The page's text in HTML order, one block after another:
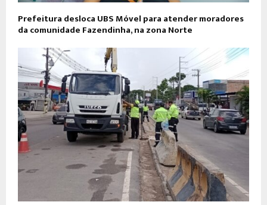
Prefeitura desloca UBS Móvel para atender moradores
da comunidade Fazendinha, na zona Norte